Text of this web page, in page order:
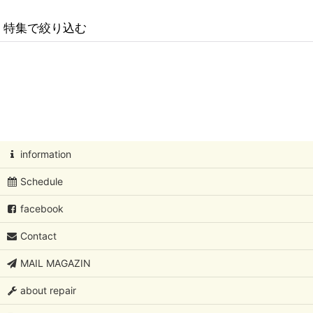
並び順:
特集で絞り込む
フローラ/ファウナ/ツンドラ/カステヘルミ /Oiva Toikka/オイバ・ト
Kaj Franck/カイ・フランク
Rut Bryk/ルート・ブリュック
Birger Kaipiainen/ビルガーカイピアイネン
Sylvia Leuchovius/シルビア・レウショブス
information
Schedule
facebook
Contact
MAIL MAGAZIN
about repair